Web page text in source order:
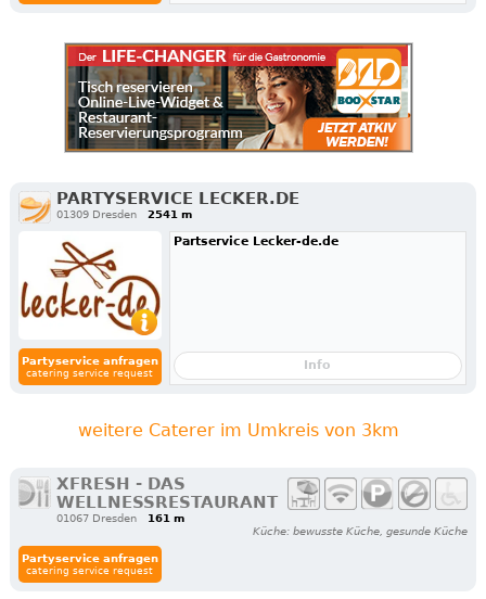
PARTYSERVICE LECKER.DE
01309 Dresden 2541 m
Partyservice anfragen
catering service request
Partservice Lecker-de.de
Info
weitere Caterer im Umkreis von 3km
XFRESH - DAS
WELLNESSRESTAURANT
01067 Dresden
161 m
Küche: bewusste Küche, gesunde Küche
Partyservice anfragen
catering service request